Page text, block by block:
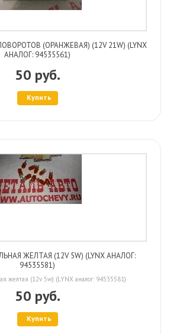
(ОРАНЖЕВАЯ) (12V 21W) (LYNX
АНАЛОГ: 94535561)
50 руб.
Купить
ЖЕЛТАЯ (12V 5W) (LYNX АНАЛОГ:
94535581)
желтая (12v 5w) (LYNX аналог: 94535581)
50 руб.
Купить